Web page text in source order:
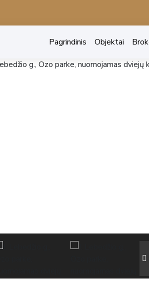
Pagrindinis Objektai